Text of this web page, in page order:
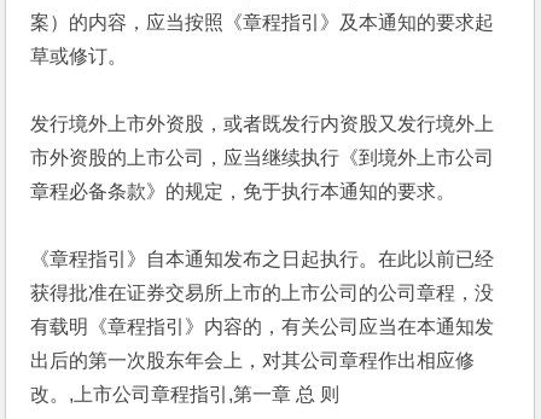
案）的内容，应当按照《章程指引》及本通知的要求起
草或修订。
发行境外上市外资股，或者既发行内资股又发行境外上
市外资股的上市公司，应当继续执行《到境外上市公司
章程必备条款》的规定，免于执行本通知的要求。
《章程指引》自本通知发布之日起执行。在此以前已经
获得批准在证券交易所上市的上市公司的公司章程，没
有载明《章程指引》内容的，有关公司应当在本通知发
出后的第一次股东年会上，对其公司章程作出相应修
改。,上市公司章程指引,第一章 总 则